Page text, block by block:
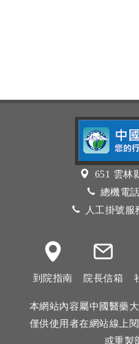
651 雲林
總機電
人工掛號服
到院指南 院長信箱
本網站內容屬中國醫藥
僅供使用者在網站線上
或重製